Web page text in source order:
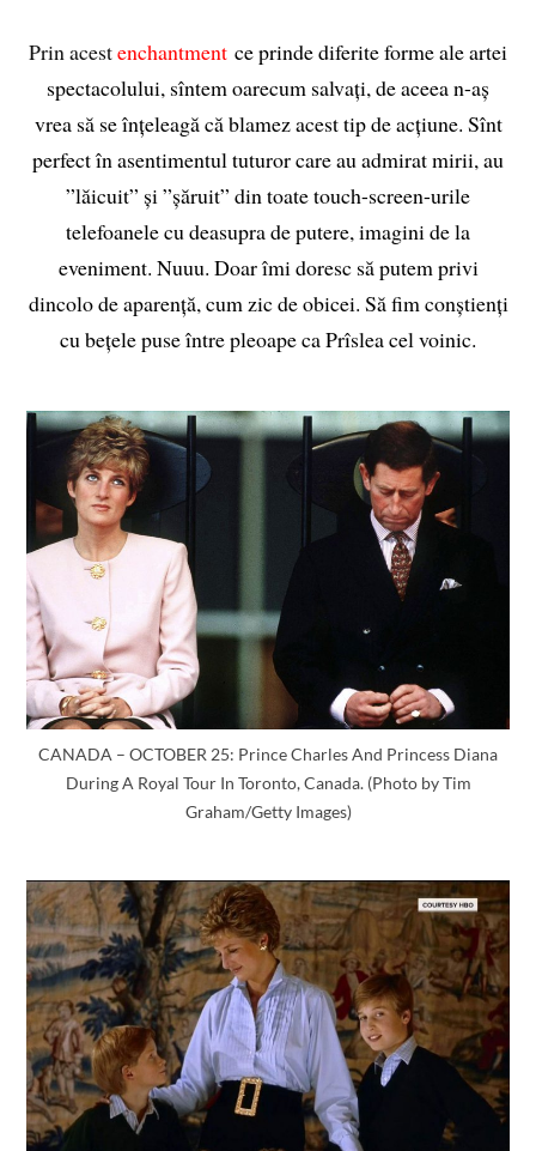
Prin acestenchantment ce prinde diferite forme ale artei
spectacolului, sîntem oarecum salvați, de aceea n-aș
vrea să se înțeleagă că blamez acest tip de acțiune. Sînt
perfect în asentimentul tuturor care au admirat mirii, au
”lăicuit” și ”șăruit” din toate touch-screen-urile
telefoanele cu deasupra de putere, imagini de la
eveniment. Nuuu. Doar îmi doresc să putem privi
dincolo de aparență, cum zic de obicei. Să fim conștienți
cu bețele puse între pleoape ca Prîslea cel voinic.
CANADA – OCTOBER 25: Prince Charles And Princess Diana
During A Royal Tour In Toronto, Canada. (Photo by Tim
Graham/Getty Images)